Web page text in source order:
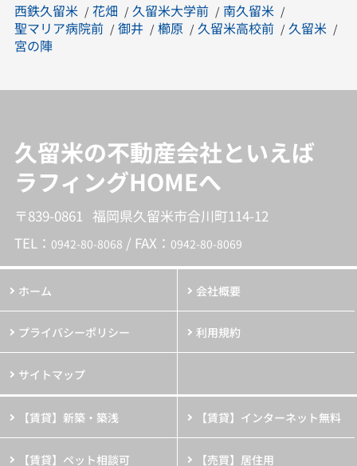
西鉄久留米
花畑 久留米大学前
南久留米
聖マリア病院前
御井 櫛原 久留米高校前
久留米
宮の陣
久留米の不動産会社といえば
ラフィングHOMEへ
〒839-0861 福岡県久留米市合川町114-12
TEL： 0942-80-8068 / FAX： 0942-80-8069
ホーム 会社概要
プライバシーポリシー 利用規約
サイトマップ
【賃貸】新築・築浅 【賃貸】インターネット無料
【賃貸】ペット相談可 【売買】居住用